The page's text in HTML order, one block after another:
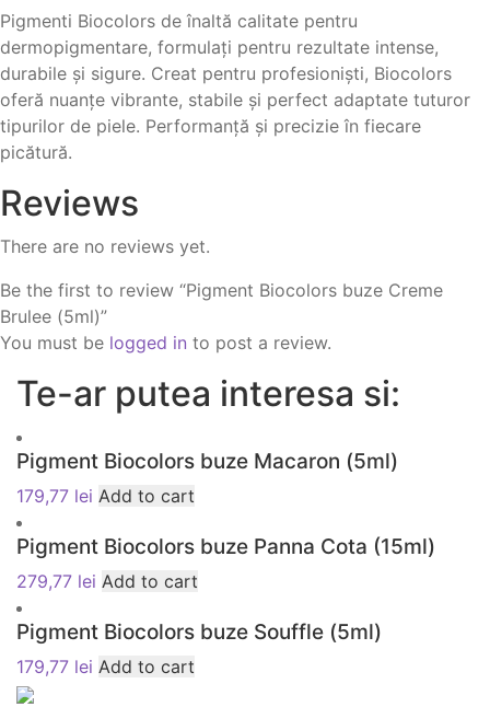
Pigmenti Biocolors de înaltă calitate pentru
dermopigmentare, formulați pentru rezultate intense,
durabile și sigure. Creat pentru profesioniști, Biocolors
oferă nuanțe vibrante, stabile și perfect adaptate tuturor
tipurilor de piele. Performanță și precizie în fiecare
picătură.
Reviews
There are no reviews yet.
Be the first to review “Pigment Biocolors buze Creme
Brulee (5ml)”
You must be logged in to post a review.
Te-ar putea interesa si:
Pigment Biocolors buze Macaron (5ml)
179,77 lei Add to cart
Pigment Biocolors buze Panna Cota (15ml)
279,77 lei Add to cart
Pigment Biocolors buze Souffle (5ml)
179,77 lei Add to cart